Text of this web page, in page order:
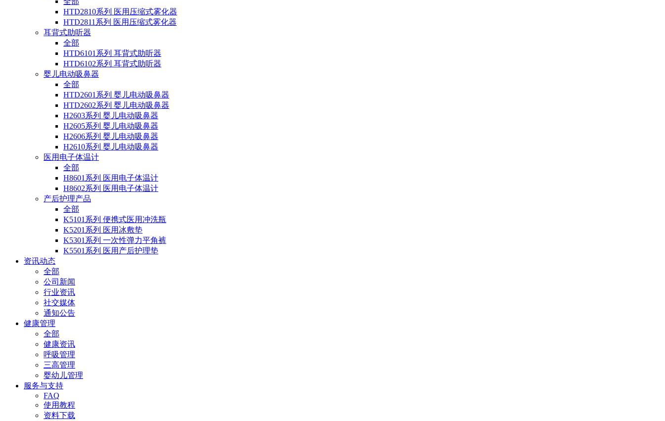
HTD2810系列 医用压缩式雾化器
HTD2811系列 医用压缩式雾化器
耳背式助听器
全部
HTD6101系列 耳背式助听器
HTD6102系列 耳背式助听器
婴儿电动吸鼻器
全部
HTD2601系列 婴儿电动吸鼻器
HTD2602系列 婴儿电动吸鼻器
H2603系列 婴儿电动吸鼻器
H2605系列 婴儿电动吸鼻器
H2606系列 婴儿电动吸鼻器
H2610系列 婴儿电动吸鼻器
医用电子体温计
全部
H8601系列 医用电子体温计
H8602系列 医用电子体温计
产后护理产品
全部
K5101系列 便携式医用冲洗瓶
K5201系列 医用冰敷垫
K5301系列 一次性弹力平角裤
K5501系列 医用产后护理垫
资讯动态
全部
公司新闻
行业资讯
社交媒体
通知公告
健康管理
全部
健康资讯
呼吸管理
三高管理
婴幼儿管理
服务与支持
FAQ
使用教程
资料下载